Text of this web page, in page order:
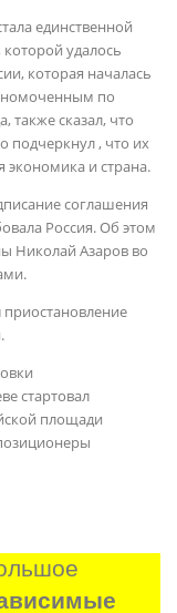
единственной
удалось
которая началась
по
также сказал, что
подчеркнул , что их
экономика и страна.
соглашения
Россия. Об этом
Николай Азаров во
приостановление
стартовал
площади